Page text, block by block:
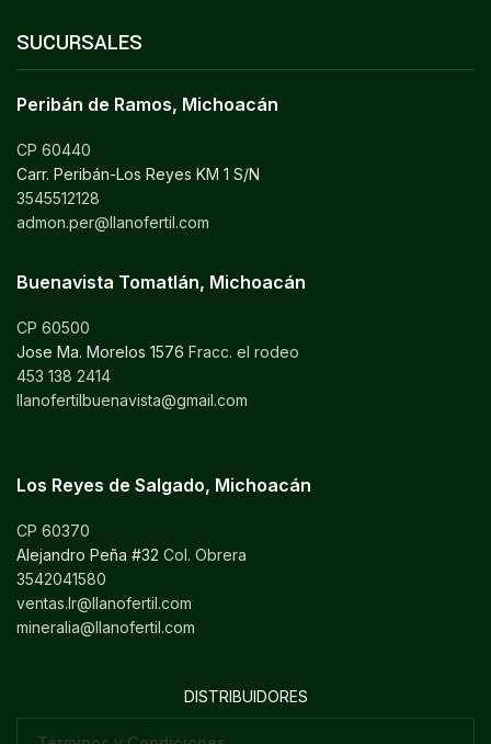
SUCURSALES
Peribán de Ramos, Michoacán
CP 60440
Carr. Peribán-Los Reyes KM 1 S/N
3545512128
admon.per@llanofertil.com
Buenavista Tomatlán, Michoacán
CP 60500
Jose Ma. Morelos 1576 Fracc. el rodeo
453 138 2414
llanofertilbuenavista@gmail.com
Los Reyes de Salgado, Michoacán
CP 60370
Alejandro Peña #32 Col. Obrera
3542041580
ventas.lr@llanofertil.com
mineralia@llanofertil.com
DISTRIBUIDORES